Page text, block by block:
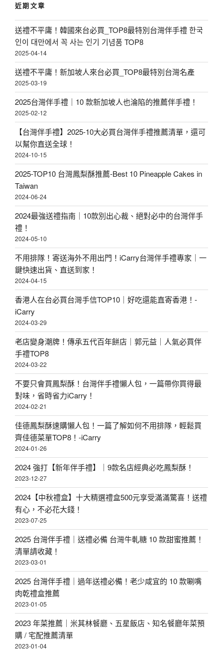
字
:
近期文章
送禮不平庸！韓國來台必買_TOP8最特別台灣伴手禮 한국
인이 대만에서 꼭 사는 인기 기념품 TOP8
2025-04-14
送禮不平庸！新加坡人來台必買_TOP8最特別台灣名產
2025-03-19
2025台灣伴手禮｜10 款新加坡人也淪陷的推薦伴手禮！
2025-02-12
【台灣伴手禮】2025-10大必買台灣伴手禮推薦清單，還可
以幫你直送全球！
2024-10-15
2025-TOP10 台灣鳳梨酥推薦-Best 10 Pineapple Cakes in
Taiwan
2024-06-24
2024最強送禮指南｜10款別出心裁、絕對必中的台灣伴手
禮！
2024-05-10
不用排隊！寄送海外不用出門！iCarry台灣伴手禮專家｜一
鍵快速出貨、直送到家！
2024-04-15
香港人在台必買台灣手信TOP10｜好吃還能直寄香港！-
iCarry
2024-03-29
老店變身潮牌！傳承五代百年餅店｜郭元益｜人氣必買伴
手禮TOP8
2024-03-22
不要只會買鳳梨酥！台灣伴手禮懶人包，一篇帶你買得最
對味，省時省力iCarry！
2024-02-21
佳德鳳梨酥速購懶人包！一篇了解如何不用排隊，輕鬆買
齊佳德菜單TOP8！-iCarry
2024-01-26
2024 強打【新年伴手禮】｜9款名店經典必吃鳳梨酥！
2023-12-27
2024【中秋禮盒】十大精選禮盒500元享受滿滿驚喜！送禮
有心，不必花大錢！
2023-07-25
2025 台灣伴手禮｜送禮必備 台灣牛軋糖 10 款甜蜜推薦！
清單請收藏！
2023-03-01
2025 台灣伴手禮｜過年送禮必備！老少咸宜的 10 款唰嘴
肉乾禮盒推薦
2023-01-05
2023 年菜推薦｜米其林餐廳、五星飯店、知名餐廳年菜預
購 / 宅配推薦清單
2023-01-04